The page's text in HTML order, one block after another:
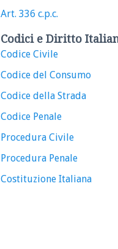
Art. 336 c.p.c.
Codici e Diritto
Codice Civile
Codice del Consumo
Codice della Strada
Codice Penale
Procedura Civile
Procedura Penale
Costituzione Italiana